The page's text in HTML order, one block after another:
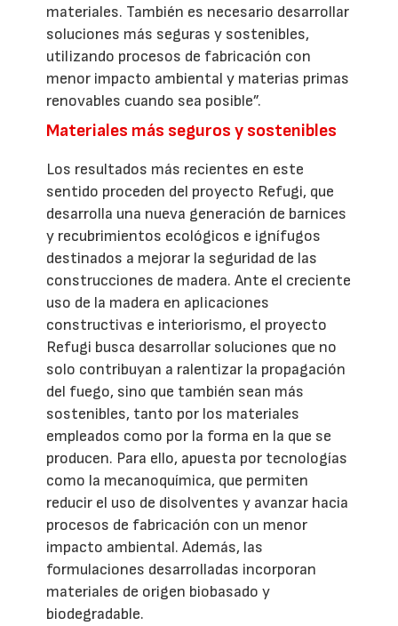
materiales. También es necesario desarrollar
soluciones más seguras y sostenibles,
utilizando procesos de fabricación con
menor impacto ambiental y materias primas
renovables cuando sea posible”.
Materiales más seguros y sostenibles
Los resultados más recientes en este
sentido proceden del proyecto Refugi, que
desarrolla una nueva generación de barnices
y recubrimientos ecológicos e ignífugos
destinados a mejorar la seguridad de las
construcciones de madera. Ante el creciente
uso de la madera en aplicaciones
constructivas e interiorismo, el proyecto
Refugi busca desarrollar soluciones que no
solo contribuyan a ralentizar la propagación
del fuego, sino que también sean más
sostenibles, tanto por los materiales
empleados como por la forma en la que se
producen. Para ello, apuesta por tecnologías
como la mecanoquímica, que permiten
reducir el uso de disolventes y avanzar hacia
procesos de fabricación con un menor
impacto ambiental. Además, las
formulaciones desarrolladas incorporan
materiales de origen biobasado y
biodegradable.